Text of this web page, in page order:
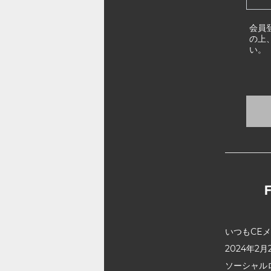
会員
の上
い。
いつもCE
2024年2月
ソーシャ